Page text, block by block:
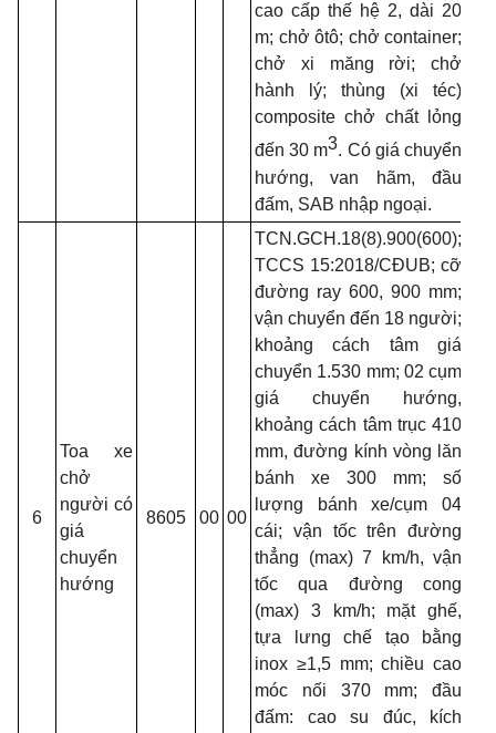
cao cấp thế hệ 2, dài 20
m; chở ôtô; chở container;
chở xi măng rời; chở
hành lý; thùng (xi téc)
compositechở chất lỏng
đến 30 m3. Có giá chuyển
hướng, van hãm, đầu
đấm, SAB nhập ngoại.
6
Toa xe
chở
người có
giá
chuyển
hướng
8605 00 00
TCN.GCH.18(8).900(600);
TCCS 15:2018/CĐUB; cỡ
đường ray 600, 900 mm;
vận chuyển đến 18 người;
khoảng cách tâm giá
chuyển 1.530 mm; 02 cụm
giá chuyển hướng,
khoảng cách tâm trục 410
mm, đường kính vòng lăn
bánh xe 300 mm; số
lượng bánh xe/cụm 04
cái; vận tốc trên đường
thẳng (max) 7 km/h, vận
tốcqua đườngcong
(max) 3 km/h; mặt ghế,
tựa lưng chế tạo bằng
inox ≥1,5 mm; chiều cao
móc nối 370 mm; đầu
đấm: cao su đúc, kích